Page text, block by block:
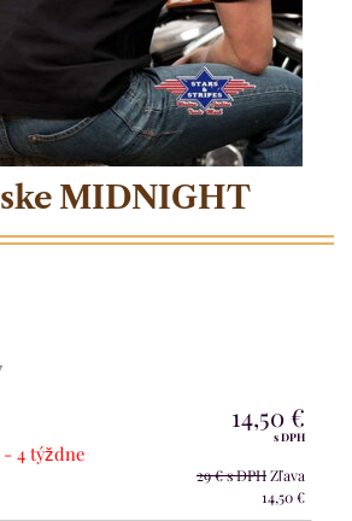
MIDNIGHT
- 4 týždne
14,50 €
s DPH
29 €s DPHZľava
14,50 €